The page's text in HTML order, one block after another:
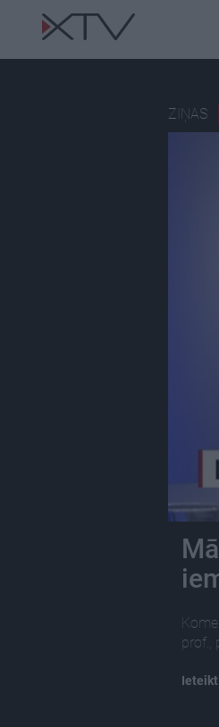
ZIŅAS
prof.,
Ieteikt